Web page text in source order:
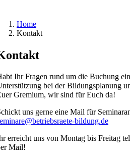
Home
Kontakt
Ihr Fragen rund um die Buchung
bei der Bildungsplanung
Gremium, wir sind für Euch da!
uns gerne eine Mail für
bildung.de
erreicht uns von Montag bis Freitag
Mail!